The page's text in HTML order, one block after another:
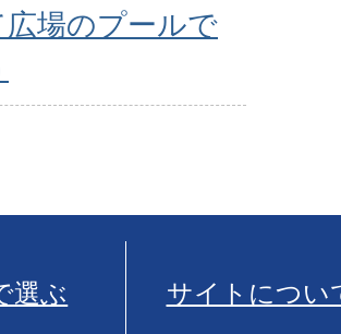
場のプールで
選ぶ サイトについ